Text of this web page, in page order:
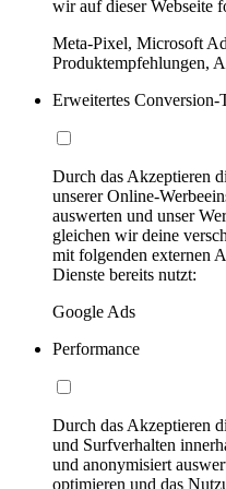
wir auf dieser Webseite
Meta-Pixel, Microsoft
Produktempfehlungen,
Erweitertes Conversion-
Durch das Akzeptieren
unserer Online-
auswerten und unser
gleichen wir deine
mit folgenden externen
Dienste bereits nutzt:
Google Ads
Performance
Durch das Akzeptieren
und Surfverhalten
und anonymisiert
optimieren und das